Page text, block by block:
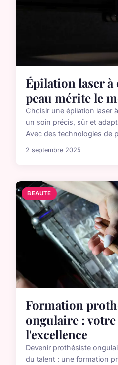
Épilation laser à
peau mérite le
Choisir une épilation laser
un soin précis, sûr et
Avec des technologies de
2 septembre 2025
BEAUTE
Formation
ongulaire : votre
l'excellence
Devenir prothésiste
du talent : une formation